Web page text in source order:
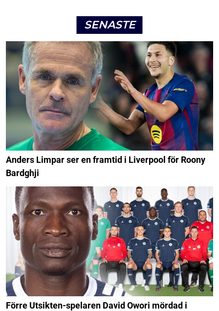
SENASTE
Anders Limpar ser en framtid i Liverpool för Roony
Bardghji
Förre Utsikten-spelaren David Owori mördad i